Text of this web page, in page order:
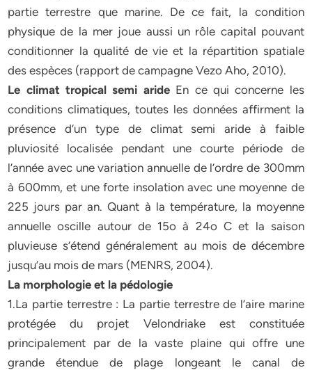
partie terrestre que marine. De ce fait, la condition
physique de la mer joue aussi un rôle capital pouvant
conditionner la qualité de vie et la répartition spatiale
des espèces (rapport de campagne Vezo Aho, 2010).
Le climat tropical semi arideEn ce qui concerne les
conditions climatiques, toutes les données affirment la
présence d’un type de climat semi aride à faible
pluviosité localisée pendant une courte période de
l’année avec une variation annuelle de l’ordre de 300mm
à 600mm, et une forte insolation avec une moyenne de
225 jours par an. Quant à la température, la moyenne
annuelle oscille autour de 15o à 24o C et la saison
pluvieuse s’étend généralement au mois de décembre
jusqu’au mois de mars (MENRS, 2004).
La morphologie et la pédologie
1.La partie terrestre : La partie terrestre de l’aire marine
protégée du projet Velondriake est constituée
principalement par de la vaste plaine qui offre une
grande étendue de plage longeant le canal de